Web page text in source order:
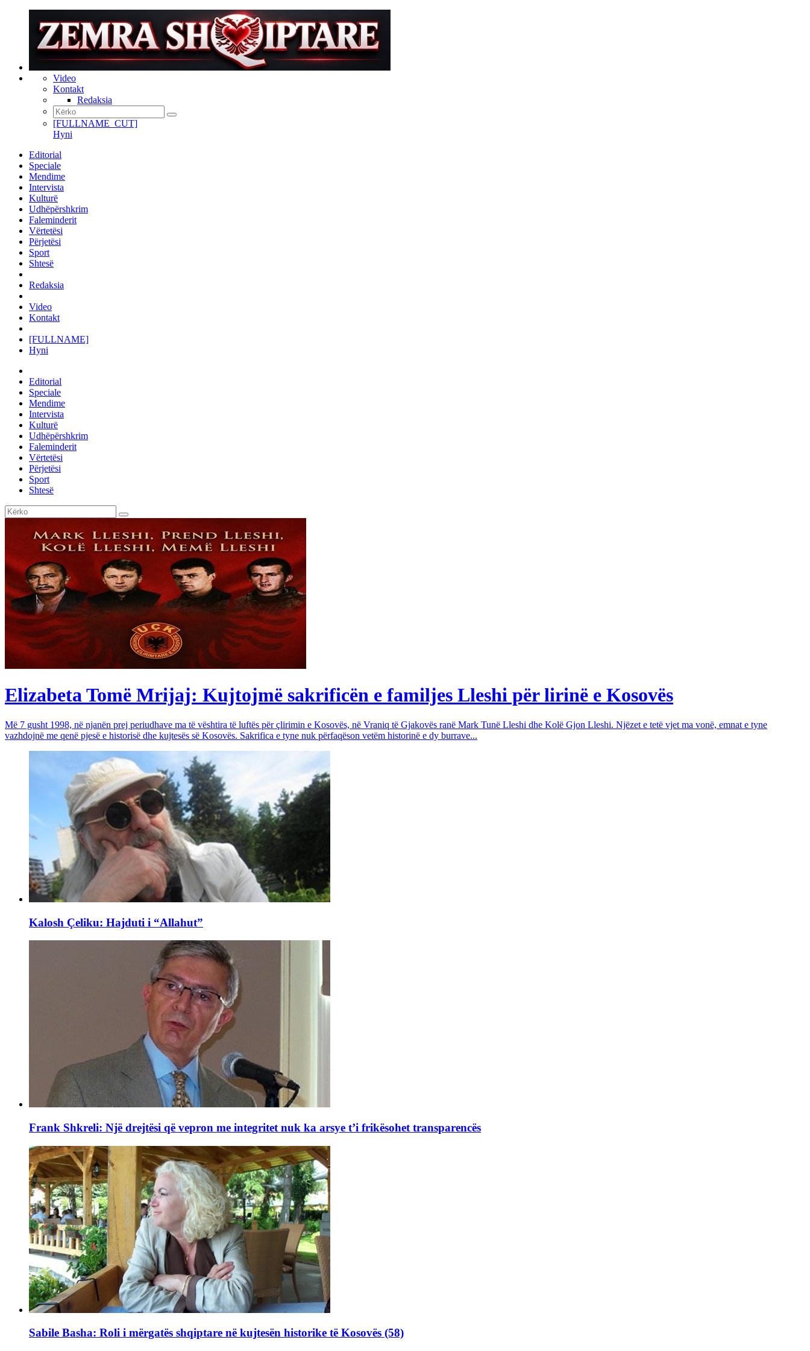
Video
Kontakt
Redaksia
[FULLNAME_CUT]
Hyni
Editorial
Speciale
Mendime
Intervista
Kulturë
Udhëpërshkrim
Faleminderit
Vërtetësi
Përjetësi
Sport
Shtesë
Redaksia
Video
Kontakt
[FULLNAME]
Hyni
Editorial
Speciale
Mendime
Intervista
Kulturë
Udhëpërshkrim
Faleminderit
Vërtetësi
Përjetësi
Sport
Shtesë
Elizabeta Tomë Mrijaj: Kujtojmë sakrificën e familjes Lleshi për lirinë e Kosovës
Më 7 gusht 1998, në njanën prej periudhave ma të vështira të luftës për çlirimin e Kosovës, në Vraniq të Gjakovës ranë Mark Tunë Lleshi dhe Kolë Gjon Lleshi. Njëzet e tetë vjet ma vonë, emnat e tyne
vazhdojnë me qenë pjesë e historisë dhe kujtesës së Kosovës. Sakrifica e tyne nuk përfaqëson vetëm historinë e dy burrave...
Kalosh Çeliku: Hajduti i “Allahut”
Frank Shkreli: Një drejtësi që vepron me integritet nuk ka arsye t’i frikësohet transparencës
Sabile Basha: Roli i mërgatës shqiptare në kujtesën historike të Kosovës (58)